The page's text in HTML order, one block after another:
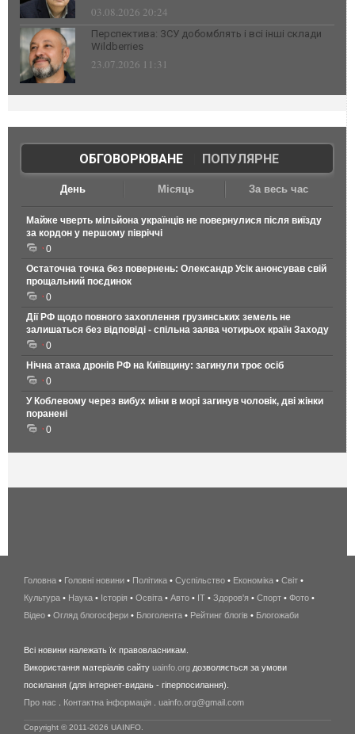
03.08.2026 20:24
Перспектива: ЗСУ добомблять і всі інші склади
Wildberries
23.07.2026 11:31
ОБГОВОРЮВАНЕ| ПОПУЛЯРНЕ
День Місяць За весь час
Майже чверть мільйона українців не повернулися після виїзду
за кордон у першому півріччі
0
Остаточна точка без повернень: Олександр Усік анонсував свій
прощальний поєдинок
0
Дії РФ щодо повного захоплення грузинських земель не
залишаться без відповіді - спільна заява чотирьох країн Заходу
0
Нічна атака дронів РФ на Київщину: загинули троє осіб
0
У Коблевому через вибух міни в морі загинув чоловік, дві жінки
поранені
0
беспроводной
интернет
киев
wimax
в
Головна • Головні новини • Політика • Суспільство • Економіка • Світ •
Культура • Наука • Історія • Освіта • Авто • IT • Здоров'я • Спорт • Фото •
Відео • Огляд блогосфери • Блоголента • Рейтинг блогів • Блогожаби
Всі новини належать їх правовласникам.
Використання матеріалів сайту uainfo.org дозволяється за умови
посилання (для інтернет-видань - гіперпосилання).
Про нас
Контактна інформація uainfo.org@gmail.com
Copyright © 2011-2026 UAINFO.